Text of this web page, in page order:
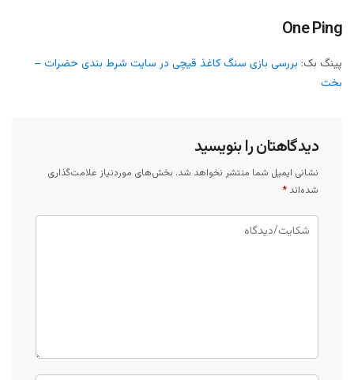
One Ping
پینگ بک: بررسی بازی سنگ کاغذ قیچی در سایت شرط بندی حضرات –
بخت
دیدگاهتان را بنویسید
نشانی ایمیل شما منتشر نخواهد شد. بخش‌های موردنیاز علامت‌گذاری
شده‌اند *